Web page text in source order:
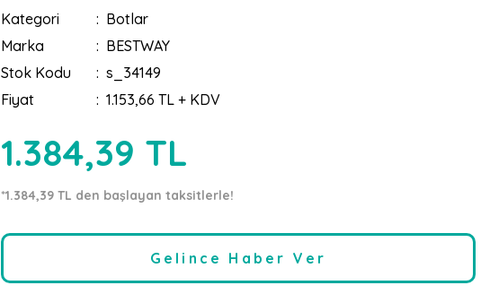
Kategori
Botlar
Marka
BESTWAY
Stok Kodu
s_34149
Fiyat
1.153,66 TL + KDV
1.384,39 TL
*1.384,39 TL den başlayan taksitlerle!
Gelince Haber Ver